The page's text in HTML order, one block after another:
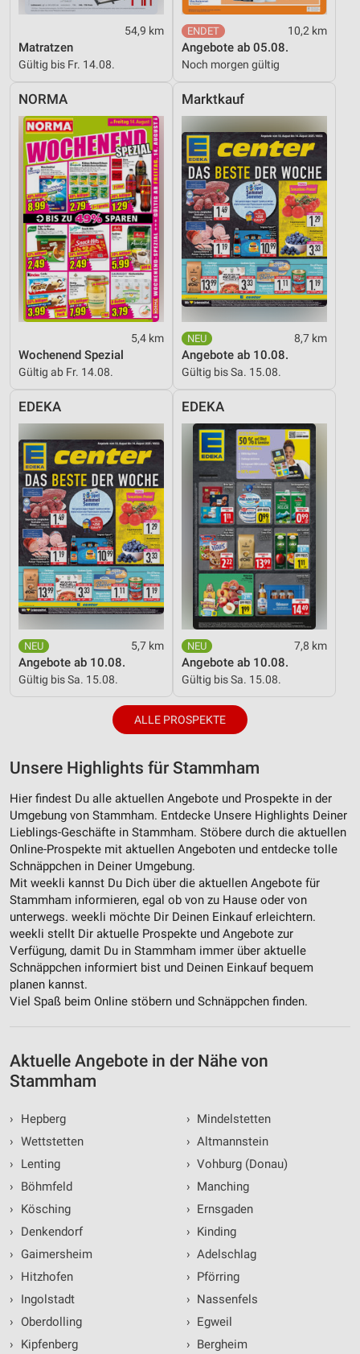
54,9 km
Matratzen
Gültig bis Fr. 14.08.
10,2 km
Angebote ab 05.08.
Noch morgen gültig
NORMA
5,4 km
Wochenend Spezial
Gültig ab Fr. 14.08.
Marktkauf
8,7 km
Angebote ab 10.08.
Gültig bis Sa. 15.08.
EDEKA
5,7 km
Angebote ab 10.08.
Gültig bis Sa. 15.08.
EDEKA
7,8 km
Angebote ab 10.08.
Gültig bis Sa. 15.08.
ALLE PROSPEKTE
Unsere Highlights für Stammham
Hier findest Du alle aktuellen Angebote und Prospekte in der
Umgebung von Stammham. Entdecke Unsere Highlights Deiner
Lieblings-Geschäfte in Stammham. Stöbere durch die aktuellen
Online-Prospekte mit aktuellen Angeboten und entdecke tolle
Schnäppchen in Deiner Umgebung.
Mit weekli kannst Du Dich über die aktuellen Angebote für
Stammham informieren, egal ob von zu Hause oder von
unterwegs. weekli möchte Dir Deinen Einkauf erleichtern.
weekli stellt Dir aktuelle Prospekte und Angebote zur
Verfügung, damit Du in Stammham immer über aktuelle
Schnäppchen informiert bist und Deinen Einkauf bequem
planen kannst.
Viel Spaß beim Online stöbern und Schnäppchen finden.
Aktuelle Angebote in der Nähe von
Stammham
›
Hepberg
› Wettstetten
›
Lenting
›
Böhmfeld
›
Kösching
›
Denkendorf
›
Gaimersheim
›
Hitzhofen
›
Ingolstadt
›
Oberdolling
›
Kipfenberg
› Mindelstetten
› Altmannstein
› Vohburg (Donau)
› Manching
› Ernsgaden
› Kinding
› Adelschlag
› Pförring
› Nassenfels
› Egweil
› Bergheim